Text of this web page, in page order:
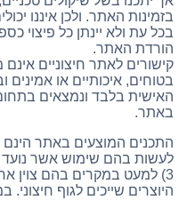
בזמינות האתר. ולכן איננו
בכל עת ולא יינתן כל פיצוי
הורדת האתר.
קישורים לאתר חיצוניים
בטוחים, איכותיים או
האישית בלבד ונמצאים
באתר.
התכנים המוצעים באתר
לעשות בהם שימוש אשר
3) למעט במקרים בהם צוין
היוצרים שייכים לגוף